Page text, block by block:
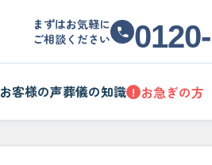
まずはお気軽に
ご相談ください
0120-
お客様の声葬儀の知識 ! お急ぎの方